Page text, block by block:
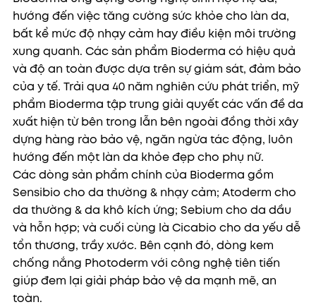
hướng đến việc tăng cường sức khỏe cho làn da,
bất kể mức độ nhạy cảm hay điều kiện môi trường
xung quanh. Các sản phẩm Bioderma có hiệu quả
và độ an toàn được dựa trên sự giám sát, đảm bảo
của y tế. Trải qua 40 năm nghiên cứu phát triển, mỹ
phẩm Bioderma tập trung giải quyết các vấn đề da
xuất hiện từ bên trong lẫn bên ngoài đồng thời xây
dựng hàng rào bảo vệ, ngăn ngừa tác động, luôn
hướng đến một làn da khỏe đẹp cho phụ nữ.
Các dòng sản phẩm chính của Bioderma gồm
Sensibio cho da thường & nhạy cảm; Atoderm cho
da thường & da khô kích ứng; Sebium cho da dầu
và hỗn hợp; và cuối cùng là Cicabio cho da yếu dễ
tổn thương, trầy xước. Bên cạnh đó, dòng kem
chống nắng Photoderm với công nghệ tiên tiến
giúp đem lại giải pháp bảo vệ da mạnh mẽ, an
toàn.